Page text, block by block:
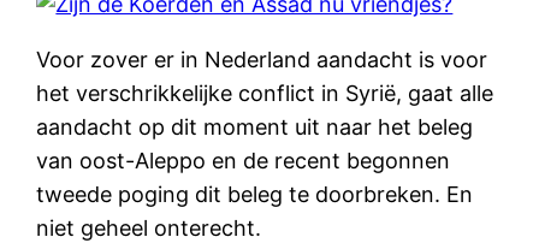
Voor zover er in Nederland aandacht is voor
het verschrikkelijke conflict in Syrië, gaat alle
aandacht op dit moment uit naar het beleg
van oost-Aleppo en de recent begonnen
tweede poging dit beleg te doorbreken. En
niet geheel onterecht.